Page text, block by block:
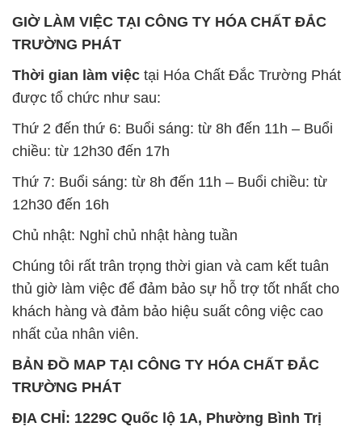
GIỜ LÀM VIỆC TẠI CÔNG TY HÓA CHẤT ĐẮC
TRƯỜNG PHÁT
Thời gian làm việc tại Hóa Chất Đắc Trường Phát
được tổ chức như sau:
Thứ 2 đến thứ 6: Buổi sáng: từ 8h đến 11h – Buổi
chiều: từ 12h30 đến 17h
Thứ 7: Buổi sáng: từ 8h đến 11h – Buổi chiều: từ
12h30 đến 16h
Chủ nhật: Nghỉ chủ nhật hàng tuần
Chúng tôi rất trân trọng thời gian và cam kết tuân
thủ giờ làm việc để đảm bảo sự hỗ trợ tốt nhất cho
khách hàng và đảm bảo hiệu suất công việc cao
nhất của nhân viên.
BẢN ĐỒ MAP TẠI CÔNG TY HÓA CHẤT ĐẮC
TRƯỜNG PHÁT
ĐỊA CHỈ: 1229C Quốc lộ 1A, Phường Bình Trị